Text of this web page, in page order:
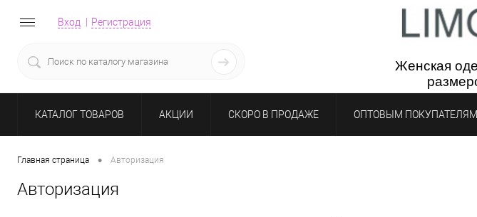
Вход Регистрация
Женская
р
КАТАЛОГ ТОВАРОВ АКЦИИ СКОРО В ПРОДАЖЕ ОПТОВЫМ ПОКУПАТЕЛЯМ
Главная страница • Авторизация
Авторизация